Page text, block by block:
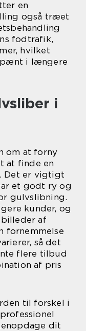
en
også træet
fodtrafik,
hvilket
i længere
i
om at forny
at finde en
Det er vigtigt
et godt ry og
gulvslibning.
kunder, og
af
fornemmelse
så det
flere tilbud
af pris
til forskel i
dit